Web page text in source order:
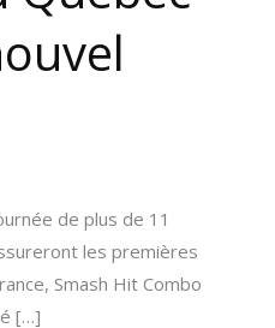
de plus de 11
les premières
Smash Hit Combo
[…]